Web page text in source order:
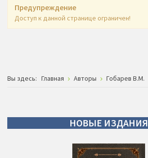
Предупреждение
Доступ к данной странице ограничен!
Вы здесь: Главная Авторы Гобарев В.М.
НОВЫЕ ИЗДАНИЯ